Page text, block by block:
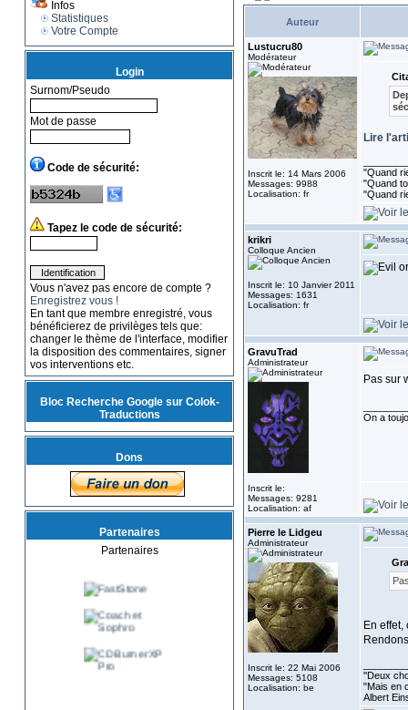
Infos
Statistiques
Votre Compte
Login
Surnom/Pseudo
Mot de passe
Code de sécurité:
Tapez le code de sécurité:
Vous n'avez pas encore de compte ?
Enregistrez vous !
En tant que membre enregistré, vous
bénéficierez de privilèges tels que:
changer le thème de l'interface, modifier
la disposition des commentaires, signer
vos interventions etc.
Bloc Recherche Google sur Colok-
Traductions
Dons
Partenaires
Partenaires
Auteur
Lustucru80
Modérateur
Inscrit le: 14 Mars 2006
Messages: 9988
Localisation: fr
Lire
"Quand
"Quand
"Quand
krikri
Colloque Ancien
Inscrit le: 10 Janvier 2011
Messages: 1631
Localisation: fr
GravuTrad
Administrateur
Inscrit le:
Messages: 9281
Localisation: af
Pas sur
On a
Pierre le Lidgeu
Administrateur
Inscrit le: 22 Mai 2006
Messages: 5108
Localisation: be
En
''Deux
"Mais en
Albert